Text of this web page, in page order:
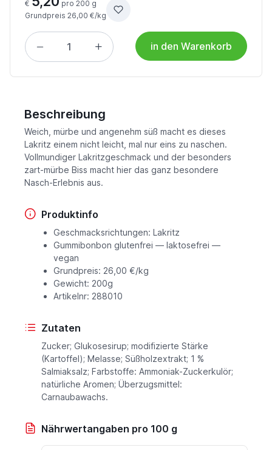
€
pro 200 g
Grundpreis 26,00 €/kg
in den Warenkorb
Beschreibung
Weich, mürbe und angenehm süß macht es dieses
Lakritz einem nicht leicht, mal nur eins zu naschen.
Vollmundiger Lakritzgeschmack und der besonders
zart-mürbe Biss macht hier das ganz besondere
Nasch-Erlebnis aus.
Produktinfo
Geschmacksrichtungen: Lakritz
Gummibonbon glutenfrei — laktosefrei —
vegan
Grundpreis: 26,00 €/kg
Gewicht: 200g
Artikelnr: 288010
Zutaten
Zucker; Glukosesirup; modifizierte Stärke
(Kartoffel); Melasse; Süßholzextrakt; 1 %
Salmiaksalz; Farbstoffe: Ammoniak-Zuckerkulör;
natürliche Aromen; Überzugsmittel:
Carnaubawachs.
Nährwertangaben pro 100 g